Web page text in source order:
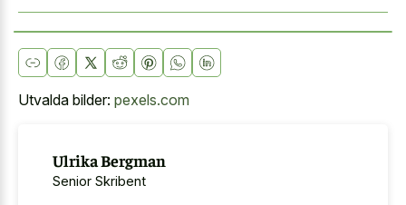
Utvalda bilder: pexels.com
Ulrika Bergman
Senior Skribent